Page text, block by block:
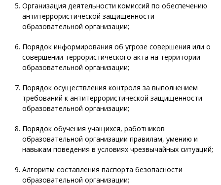
Организация деятельности комиссий по обеспечению
антитеррористической защищенности
образовательной организации;
Порядок информирования об угрозе совершения или о
совершении террористического акта на территории
образовательной организации;
Порядок осуществления контроля за выполнением
требований к антитеррористической защищенности
образовательной организации;
Порядок обучения учащихся, работников
образовательной организации правилам, умению и
навыкам поведения в условиях чрезвычайных ситуаций;
Алгоритм составления паспорта безопасности
образовательной организации;